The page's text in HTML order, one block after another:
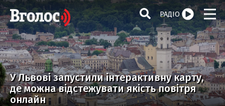
РАДІО
У Львові запустили інтерактивну карту,
де можна відстежувати якість повітря
онлайн